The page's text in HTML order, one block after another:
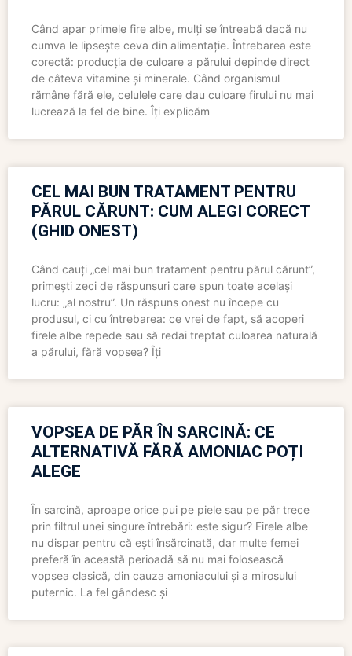
Când apar primele fire albe, mulți se întreabă dacă nu
cumva le lipsește ceva din alimentație. Întrebarea este
corectă: producția de culoare a părului depinde direct
de câteva vitamine și minerale. Când organismul
rămâne fără ele, celulele care dau culoare firului nu mai
lucrează la fel de bine. Îți explicăm
CEL MAI BUN TRATAMENT PENTRU
PĂRUL CĂRUNT: CUM ALEGI CORECT
(GHID ONEST)
Când cauți „cel mai bun tratament pentru părul cărunt”,
primești zeci de răspunsuri care spun toate același
lucru: „al nostru”. Un răspuns onest nu începe cu
produsul, ci cu întrebarea: ce vrei de fapt, să acoperi
firele albe repede sau să redai treptat culoarea naturală
a părului, fără vopsea? Îți
VOPSEA DE PĂR ÎN SARCINĂ: CE
ALTERNATIVĂ FĂRĂ AMONIAC POȚI
ALEGE
În sarcină, aproape orice pui pe piele sau pe păr trece
prin filtrul unei singure întrebări: este sigur? Firele albe
nu dispar pentru că ești însărcinată, dar multe femei
preferă în această perioadă să nu mai folosească
vopsea clasică, din cauza amoniacului și a mirosului
puternic. La fel gândesc și